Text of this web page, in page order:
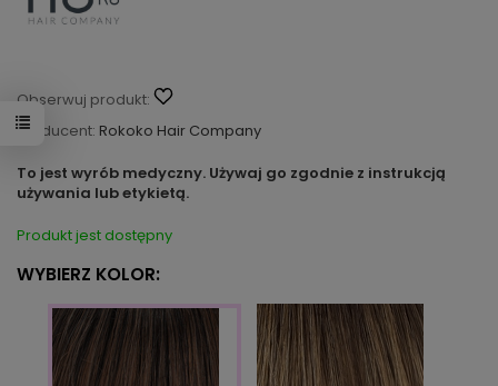
Obserwuj produkt:
Producent: Rokoko Hair Company
To jest wyrób medyczny. Używaj go zgodnie z instrukcją
używania lub etykietą.
Produkt jest dostępny
WYBIERZ KOLOR: